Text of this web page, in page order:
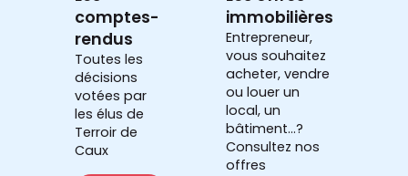
comptes-
rendus
Toutes les
décisions
votées par
les élus de
Terroir de
Caux
immobilières
Entrepreneur,
vous souhaitez
acheter, vendre
ou louer un
local, un
bâtiment...?
Consultez nos
offres